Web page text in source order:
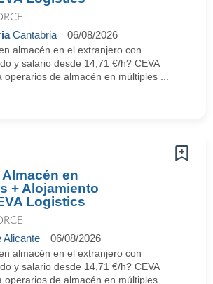
Cantabria 06/08/2026
almacén en el extranjero con
y salario desde 14,71 €/h? CEVA
operarios de almacén en múltiples ...
en
+ Alojamiento
Logistics
Alicante 06/08/2026
almacén en el extranjero con
y salario desde 14,71 €/h? CEVA
operarios de almacén en múltiples ...